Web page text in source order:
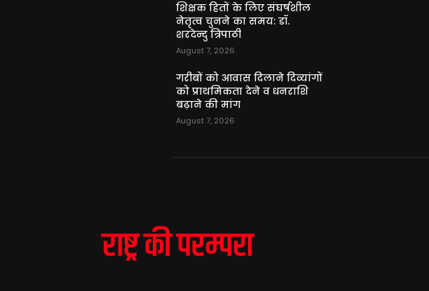
शिक्षक हितों के लिए संघर्षशील
नेतृत्व चुनने का समय: डॉ.
शरदेन्दु त्रिपाठी
August 7, 2026
गरीबों को आवास दिलाने दिव्यांगों
को प्राथमिकता देने व धनराशि
बढ़ाने की मांग
August 7, 2026